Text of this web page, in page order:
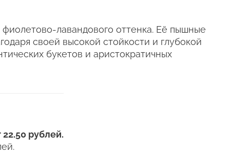
лавандового оттенка. Её пышные
своей высокой стойкости и глубокой
букетов и аристократичных
22.50 рублей.
много почти по
Квин
чтобы мы могли